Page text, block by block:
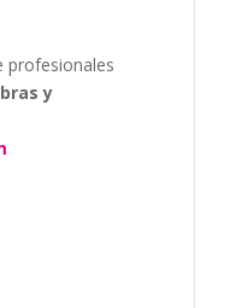
profesionales
y